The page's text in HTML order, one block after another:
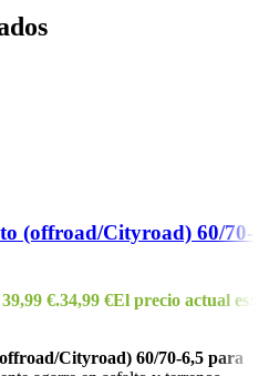
(offroad/Cityroad) 60/70-
€.34,99 €El precio actual es:
Cityroad) 60/70-6,5 para